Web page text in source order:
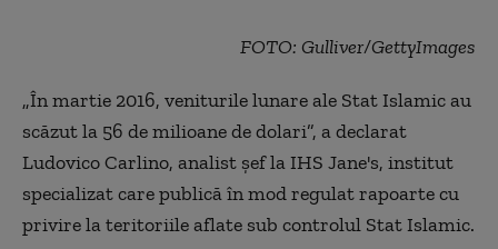
FOTO: Gulliver/GettyImages
„În martie 2016, veniturile lunare ale Stat Islamic au
scăzut la 56 de milioane de dolari”, a declarat
Ludovico Carlino, analist șef la IHS Jane's, institut
specializat care publică în mod regulat rapoarte cu
privire la teritoriile aflate sub controlul Stat Islamic.